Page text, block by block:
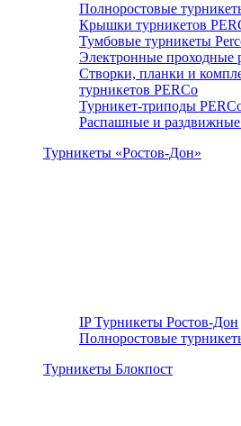
Полноростовые
Крышки турникетов
Тумбовые турникеты
Электронные проходные
Створки, планки и
турникетов PERCo
Турникет-триподы
Распашные и
Турникеты «Ростов-Дон»
IP Турникеты Ростов-Дон
Полноростовые
Турникеты Блокпост